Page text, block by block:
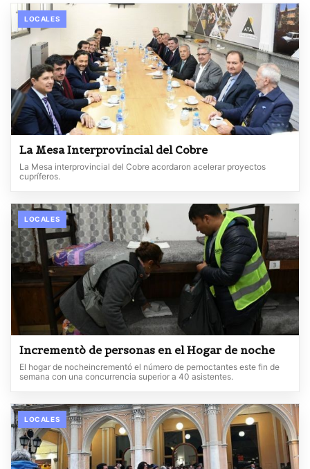
LOCALES
La Mesa Interprovincial del Cobre
La Mesa interprovincial del Cobre acordaron acelerar proyectos
cupríferos.
LOCALES
Incrementò de personas en el Hogar de noche
El hogar de nocheincrementó el número de pernoctantes este fin de
semana con una concurrencia superior a 40 asistentes.
LOCALES